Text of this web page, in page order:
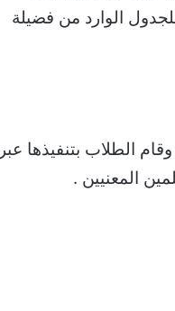
الوارد من فضيلة
الطلاب بتنفيذها عبر
المعنيين .